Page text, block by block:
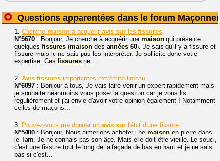
Questions apparentées dans le forum
1. Cherche maison à acquérir avis sur les fissures
N°5670 : Bonjour, Je cherche à acquérir une maison qui présente
quelques fissures (maison des années 60). Je sais qu'il y a fissure et
fissure mais je ne sais pas les interpréter. Je sollicite donc votre
expertise. Ces fissures ne...
2. Avis fissures importantes extrémité linteau
N°6097 : Bonjour à tous, Je vais faire venir un expert rapidement mais
je souhaite néanmoins vous poser la question car je vous lis
régulièrement et j'ai envie d'avoir votre opinion également ! Notamment
celles de maçons...
3. Pouvez-vous me donner un avis sur l'état d'une fissure
N°5400 : Bonjour, Nous aimerions acheter une maison en pierre dans
le Tarn. Je ne connais pas son âge. Mais elle doit être vieille. Le souci,
c'est une fissure tout le long de la façade de bas en haut et je ne sais
pas si c'est...